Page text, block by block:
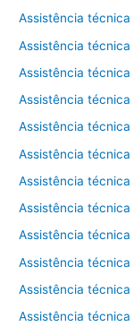
Assistência técnica
Assistência técnica
Assistência técnica
Assistência
Assistência técnica
Assistência técnica
Assistência técnica
Assistência técnica
Assistência técnica
Assistência técnica
Assistência
Assistência técnica